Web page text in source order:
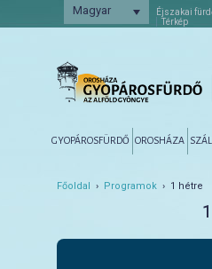
Magyar Éjszakai
Térkép
Tovább az
Tovább a
GYOPÁROSFÜRDŐ OROSHÁZA
Főoldal › Programok › 1 hétre